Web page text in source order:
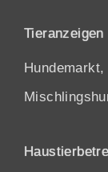
Tieranzeigen